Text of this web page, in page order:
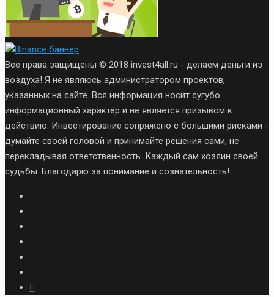
Все права защищены © 2018 invest4all.ru - делаем деньги из
воздуха! Я не являюсь администратором проектов,
указанных на сайте. Вся информация носит сугубо
информационный характер и не является призывом к
действию. Инвестирование сопряжено с большими рисками -
думайте своей головой и принимайте решения сами, не
перекладывая ответственность. Каждый сам хозяин своей
судьбы. Благодарю за понимание и сознательность!